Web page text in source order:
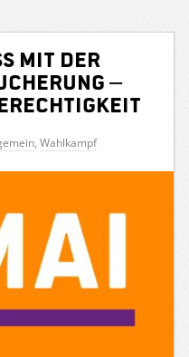
mit der
–
, Wahlkampf